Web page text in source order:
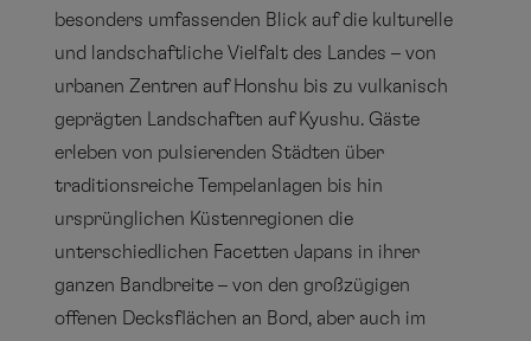
besonders umfassenden Blick auf die kulturelle
und landschaftliche Vielfalt des Landes – von
urbanen Zentren auf Honshu bis zu vulkanisch
geprägten Landschaften auf Kyushu. Gäste
erleben von pulsierenden Städten über
traditionsreiche Tempelanlagen bis hin
ursprünglichen Küstenregionen die
unterschiedlichen Facetten Japans in ihrer
ganzen Bandbreite – von den großzügigen
offenen Decksflächen an Bord, aber auch im